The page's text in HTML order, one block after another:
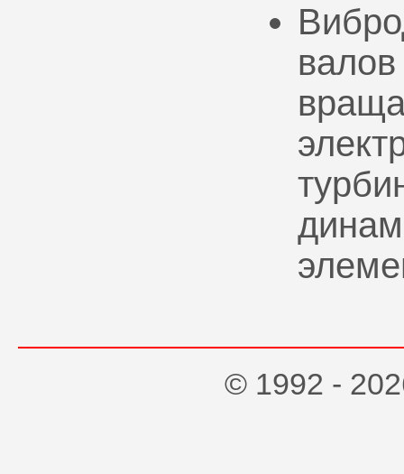
© 1992 -